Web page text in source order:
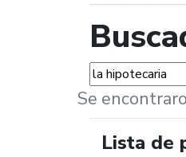
Palabras...
Se
Lista de